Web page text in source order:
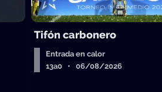
Tifón carbonero
Entrada en calor
13a0 • 06/08/2026